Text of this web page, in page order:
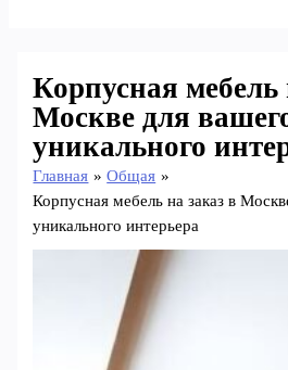
Корпусная мебель
Москве для
уникального
Главная
Общая
Корпусная мебель на заказ в
уникального интерьера